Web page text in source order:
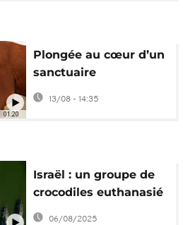
01:20
Plongée au cœur d’un
sanctuaire
d’éléphants en Afrique
du Sud
13/08 - 14:35
Israël : un groupe de
crocodiles euthanasié
en Cisjordanie
06/08/2025